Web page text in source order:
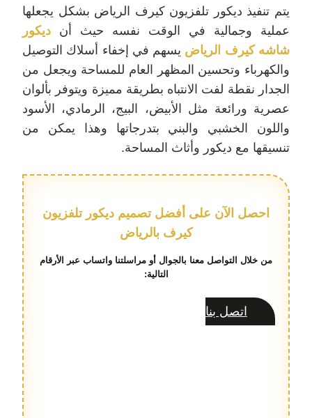
يتم تنفيذ ديكور تلفزيون كيرف الرياض بشكل يجعلها
عملية وجمالية في الوقت نفسه حيث أن ديكور
شاشه كيرف الرياض يسهم في إخفاء أسلاك التوصيل
والكهرباء وتحسين المظهر العام للمساحة ويجعل من
الجدار نقطة لفت الانتباه بطريقة مميزة ويتوفر بألوان
عصرية ورائعة مثل الأبيض، البيج، الرمادي، الأسود
واللون الخشبي والبني بتدرجاتها وهذا يمكن من
تنسيقها مع ديكور وأثاث المساحة.
احصل الآن على أفضل تصميم ديكور تلفزيون
كيرف بالرياض
من خلال التواصل معنا بالجوال أو مراسلتنا واتساب عبر الأرقام
التالية:
اتصل بنا